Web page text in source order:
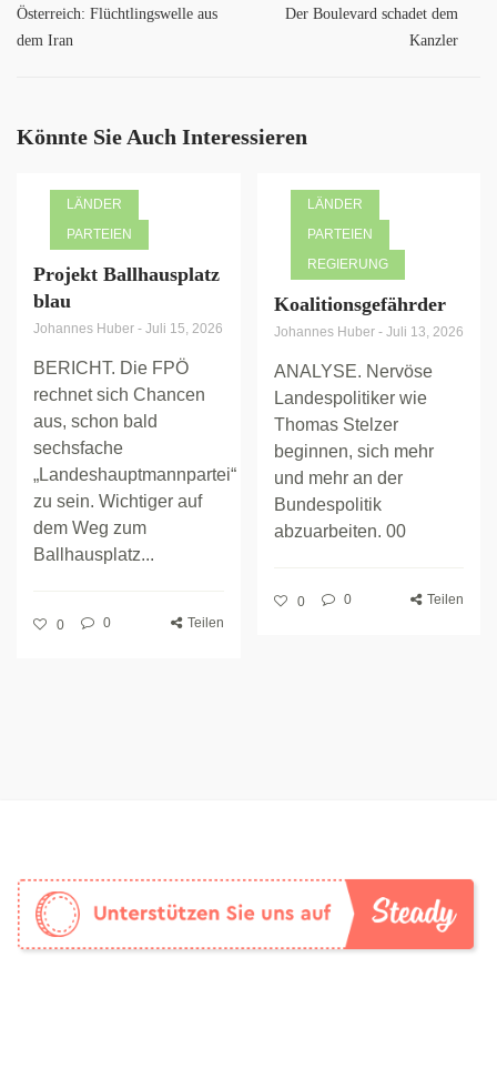
Österreich: Flüchtlingswelle aus
dem Iran
Der Boulevard schadet dem
Kanzler
Könnte Sie Auch Interessieren
LÄNDER
PARTEIEN
Projekt Ballhausplatz
blau
Johannes Huber - Juli 15, 2026
BERICHT. Die FPÖ
rechnet sich Chancen
aus, schon bald
sechsfache
„Landeshauptmannpartei“
zu sein. Wichtiger auf
dem Weg zum
Ballhausplatz...
0 0 Teilen
LÄNDER
PARTEIEN
REGIERUNG
Koalitionsgefährder
Johannes Huber - Juli 13, 2026
ANALYSE. Nervöse
Landespolitiker wie
Thomas Stelzer
beginnen, sich mehr
und mehr an der
Bundespolitik
abzuarbeiten. 00
0 0 Teilen